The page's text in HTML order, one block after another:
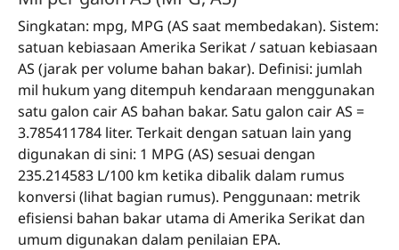
Singkatan: mpg, MPG (AS saat membedakan). Sistem:
satuan kebiasaan Amerika Serikat / satuan kebiasaan
AS (jarak per volume bahan bakar). Definisi: jumlah
mil hukum yang ditempuh kendaraan menggunakan
satu galon cair AS bahan bakar. Satu galon cair AS =
3.785411784 liter. Terkait dengan satuan lain yang
digunakan di sini: 1 MPG (AS) sesuai dengan
235.214583 L/100 km ketika dibalik dalam rumus
konversi (lihat bagian rumus). Penggunaan: metrik
efisiensi bahan bakar utama di Amerika Serikat dan
umum digunakan dalam penilaian EPA.